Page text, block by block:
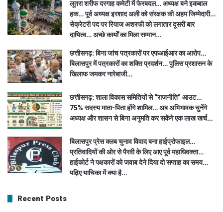
लूतरा शरीफ दरगाह कमेटी में फेरबदल… अध्यक्ष बने इकबाल
हक… पूर्व अध्यक्ष इरशाद अली को संरक्षक की अहम जिम्मेदारी…
सेक्रेटरी पद पर रियाज अशरफी को लगातार दूसरी बार
दायित्व… अच्छे कार्यों का मिला सम्मान…
छत्तीसगढ़: बिना जांच पत्रकारों पर एफआईआर का आरोप…
बिलासपुर में पत्रकारों का शक्ति प्रदर्शन… पुलिस प्रशासन के
खिलाफ जमकर नारेबाजी…
छत्तीसगढ़: शाला विकास समितियों से “राजनीति” आउट…
75% सदस्य माता-पिता होंगे शामिल… अब अभिभावक चुनेंगे
अध्यक्ष और शासन से बिना अनुमति कर सकेंगे एक लाख खर्च…
बिलासपुर प्रेस क्लब चुनाव विवाद बना हाईप्रोफाइल…
प्रतिवादियों की ओर से पैरवी के लिए आए पूर्व महाधिवक्ता…
हाईकोर्ट ने पक्षकारों को जवाब देने दिया दो सप्ताह का समय…
पढ़िए याचिका में क्या है…
Recent Posts